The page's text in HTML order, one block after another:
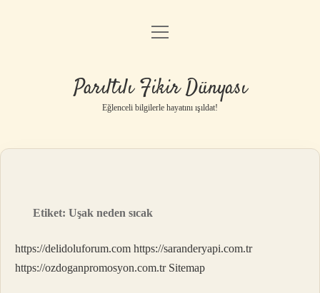
Anasayfa
Yasal Uyarı
menüyü
Parıltılı Fikir Dünyası
Eğlenceli bilgilerle hayatını ışıldat!
Etiket:Uşak neden sıcak
https://delidoluforum.com https://saranderyapi.com.tr
https://ozdoganpromosyon.com.tr Sitemap